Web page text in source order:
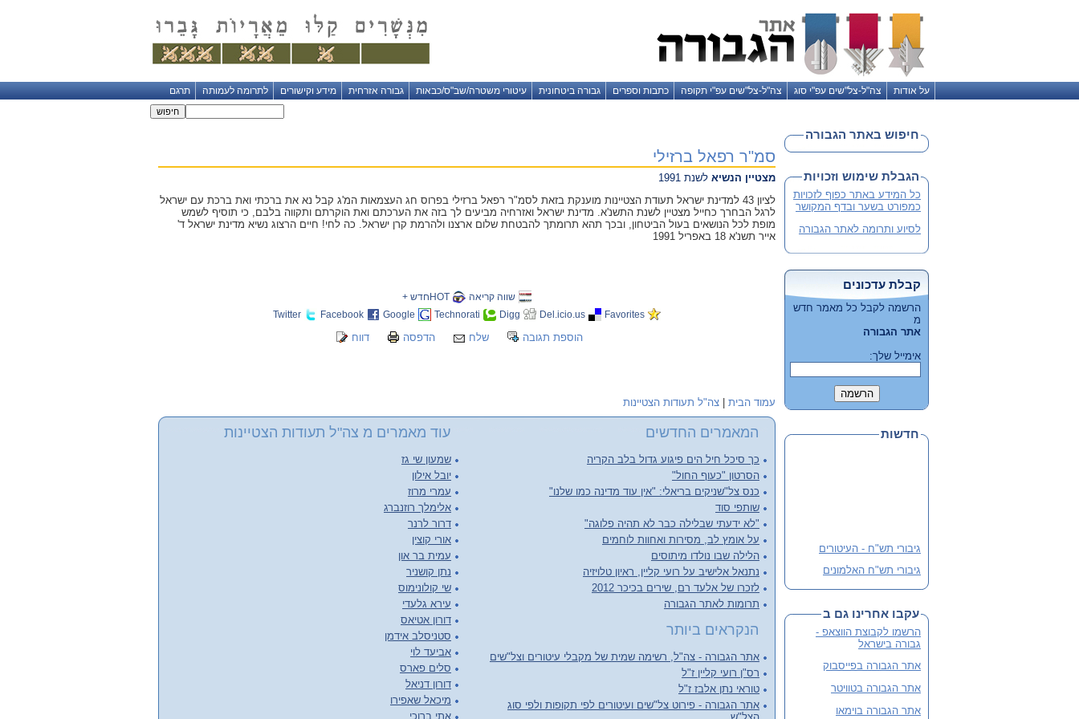
על אודות צה"ל-צל"שים עפ"י סוג צה"ל-צל"שים עפ"י תקופה כתבות וספרים גבורה ביטחונית עיטורי משטרה/שב"ס/כבאות גבורה אזרחית מידע וקישורים לתרומה לעמותה תרגם
סמ"ר רפאל ברזילי
מצטיין הנשיא לשנת 1991
לציון 43 למדינת ישראל תעודת הצטיינות מוענקת בזאת לסמ"ר רפאל ברזילי בפרוס חג העצמאות המ'ג קבל נא את ברכתי ואת ברכת עם ישראל
לרגל הבחרך כחייל מצטיין לשנת התשנ'א. מדינת ישראל ואזרחיה מביעים לך בזה את הערכתם ואת הוקרתם ותקווה בלבם, כי תוסיף לשמש
מופת לכל הנושאים בעול הביטחון, ובכך תהא תרומתך להבטחת שלום ארצנו ולהרמת קרן ישראל. כה לחי! חיים הרצוג נשיא מדינת ישראל ד'
אייר תשנ'א 18 באפריל 1991
שווה קריאה
HOTחדש +
Favorites
Del.icio.us
Digg
Technorati
Google
Facebook
Twitter
הוספת תגובה שלח הדפסה דווח
עמוד הבית צה"ל תעודות הצטיינות
המאמרים החדשים
כך סיכל חיל הים פיגוע גדול בלב הקריה
הסרטון "כעוף החול"
כנס צל"שניקים בריאלי: "אין עוד מדינה כמו שלנו"
שותפי סוד
"לא ידעתי שבלילה כבר לא תהיה פלוגה"
על אומץ לב, מסירות ואחוות לוחמים
הלילה שבו נולדו מיתוסים
נתנאל אלישיב על רועי קליין, ראיון טלויזיה
לזכרו של אלעד רם, שירים בכיכר 2012
תרומות לאתר הגבורה
הנקראים ביותר
אתר הגבורה - צה"ל, רשימה שמית של מקבלי עיטורים וצל"שים
רס"ן רועי קליין ז"ל
טוראי נתן אלבז ז"ל
אתר הגבורה - פירוט צל"שים ועיטורים לפי תקופות ולפי סוג
עוד מאמרים מ צה"ל תעודות הצטיינות
שמעון שי גז
יובל אילון
עמרי מרוז
אלימלך רוזנברג
דרור לרנר
אורי קוצין
עמית בר און
נתן קושניר
שי קולונימוס
עירא גלעדי
דורון אטיאס
סטניסלב אידמן
אביעד לוי
סלים פארס
דורון דניאל
מיכאל שאפירו
אתי ברוכי
חיפוש באתר הגבורה
הגבלת שימוש וזכויות
כל המידע באתר כפוף לזכויות
כמפורט בשער ובדף המקושר
לסיוע ותרומה לאתר הגבורה
קבלת עדכונים
הרשמה לקבל כל מאמר חדש
מ
אתר הגבורה
אימייל שלך:
חדשות
גיבורי תש"ח - העיטורים
גיבורי תש"ח האלמונים
פלוגה י' שבלב מהדורה 3
שתי מהדורות קודמות אזלו
והנוכחית מורחבת
עקבו אחרינו גם ב
הרשמו לקבוצת הווצאפ -
גבורה בישראל
אתר הגבורה בפייסבוק
אתר הגבורה בטוויטר
אתר הגבורה בוימאו